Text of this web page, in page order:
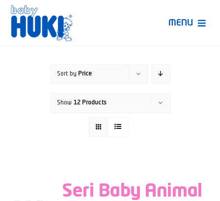
Skip
content
MENU
Sort by Price
Show 12 Products
Seri Baby Animal